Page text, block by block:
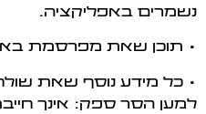
נשמרים באפליקציה.
• תוכן שאת מפרסמת
• כל מידע נוסף שאת
למען הסר ספק: אינך